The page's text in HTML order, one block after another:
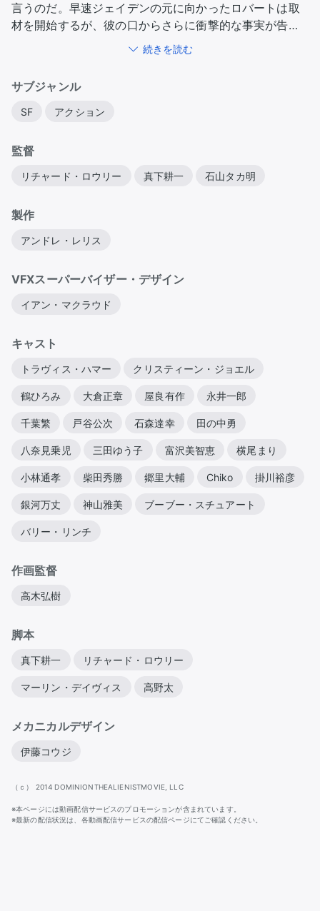
言うのだ。早速ジェイデンの元に向かったロバートは取
材を開始するが、彼の口からさらに衝撃的な事実が告げ
られる。それは秘密裏に地球の支配を進めていた凶悪な
宇宙人・ドラコニアンが、5日後に人類への総攻撃を開始
続きを読む
サブジャンル
SF アクション
監督
リチャード・ロウリー 真下耕一 石山タカ明
製作
アンドレ・レリス
VFXスーパーバイザー・デザイン
イアン・マクラウド
キャスト
トラヴィス・ハマー クリスティーン・ジョエル
鶴ひろみ 大倉正章 屋良有作 永井一郎
千葉繁 戸谷公次 石森達幸 田の中勇
八奈見乗児 三田ゆう子 富沢美智恵 横尾まり
小林通孝 柴田秀勝 郷里大輔 Chiko 掛川裕彦
銀河万丈 神山雅美 ブーブー・スチュアート
バリー・リンチ
作画監督
高木弘樹
脚本
真下耕一 リチャード・ロウリー
マーリン・デイヴィス 高野太
メカニカルデザイン
伊藤コウジ
（ｃ） 2014 DOMINIONTHEALIENISTMOVIE, LLC
※本ページには動画配信サービスのプロモーションが含まれています。
※最新の配信状況は、各動画配信サービスの配信ページにてご確認ください。